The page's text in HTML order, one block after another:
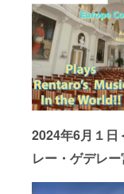
2024年6月１日
レー・ゲデレー